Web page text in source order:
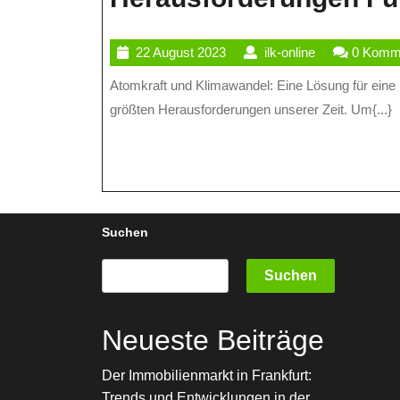
22 August 202322
August
2023
ilk-onlineilk-
online
0
Atomkraft und Klimawandel: Eine Lösung für eine nachhaltige Zukunft? Der Klimawandel ist zweifellos eine der
größten Herausforderungen unserer Zeit. Um{...}
Suchen
Suchen
Neueste Beiträge
Der Immobilienmarkt in Frankfurt: